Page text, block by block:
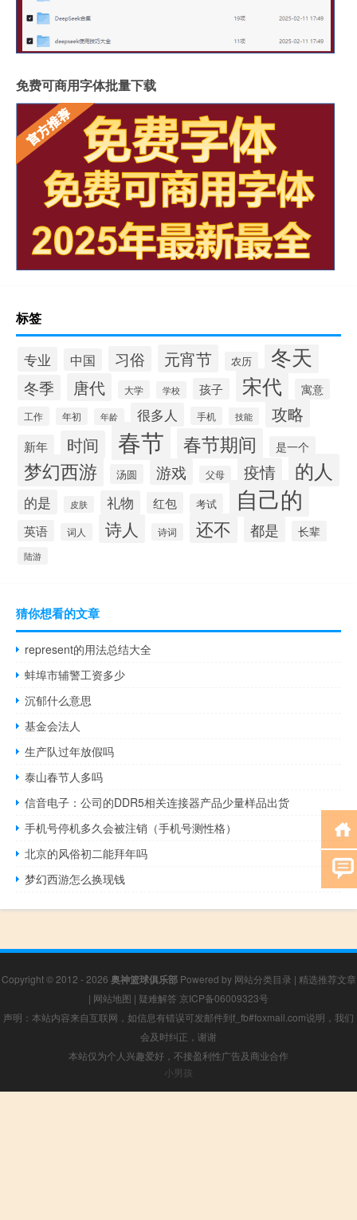
免费可商用字体批量下载
标签
专业 中国 习俗 元宵节 农历 冬天
冬季 唐代 大学 学校 孩子 宋代 寓意
工作 年初 年龄 很多人 手机 技能 攻略
新年 时间 春节 春节期间 是一个
梦幻西游 汤圆 游戏 父母 疫情 的人
的是 皮肤 礼物 红包 考试 自己的
英语 词人 诗人 诗词 还不 都是 长辈
陆游
猜你想看的文章
represent的用法总结大全
蚌埠市辅警工资多少
沉郁什么意思
基金会法人
生产队过年放假吗
泰山春节人多吗
信音电子：公司的DDR5相关连接器产品少量样品出货
手机号停机多久会被注销（手机号测性格）
北京的风俗初二能拜年吗
梦幻西游怎么换现钱
Copyright © 2012 - 2026 奥神篮球俱乐部Powered by 网站分类目录 | 精选推荐文章
| 网站地图 | 疑难解答 京ICP备06009323号
声明：本站内容来自互联网，如信息有错误可发邮件到f_fb#foxmail.com说明，我们
会及时纠正，谢谢
本站仅为个人兴趣爱好，不接盈利性广告及商业合作
小男孩